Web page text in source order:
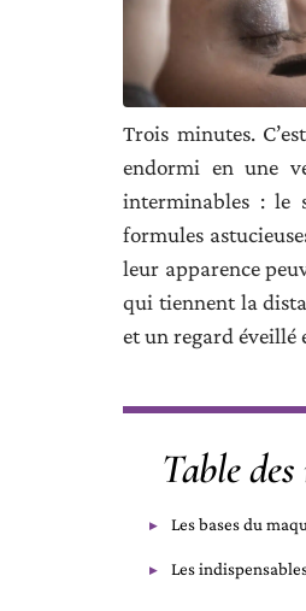
Trois minutes.
endormi en une
interminables : le
formules
leur apparence
qui tiennent la
et un regard éveillé
Table
Les bases du
Les